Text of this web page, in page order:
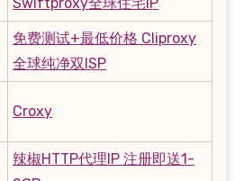
免费测试+最低价格 Cliproxy
全球纯净双ISP
Croxy
辣椒HTTP代理IP 注册即送1-